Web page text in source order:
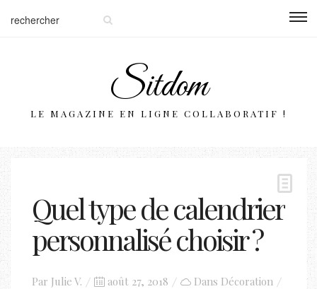
Sitdom
LE MAGAZINE EN LIGNE COLLABORATIF !
Quel type de calendrier
personnalisé choisir ?
Par Julie V.
Posted
août 27, 2018 Dans Décoration